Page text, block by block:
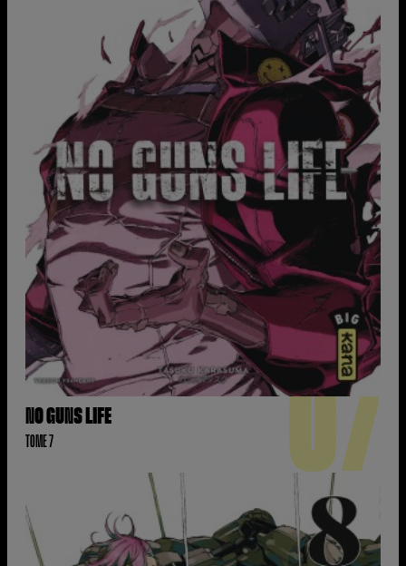
NO GUNS LIFE
TOME 7 07